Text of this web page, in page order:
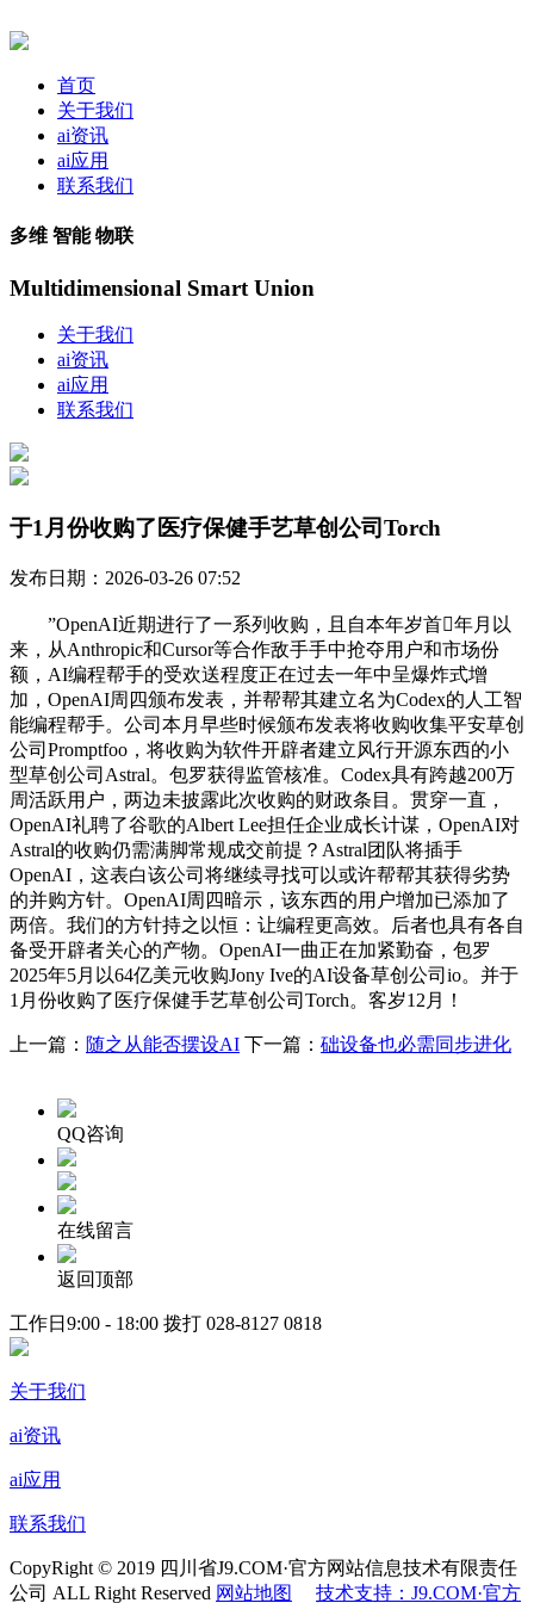
首页
关于我们
ai资讯
ai应用
联系我们
多维 智能 物联
Multidimensional Smart Union
关于我们
ai资讯
ai应用
联系我们
于1月份收购了医疗保健手艺草创公司Torch
发布日期：2026-03-26 07:52
”OpenAI近期进行了一系列收购，且自本年岁首年月以
来，从Anthropic和Cursor等合作敌手手中抢夺用户和市场份
额，AI编程帮手的受欢送程度正在过去一年中呈爆炸式增
加，OpenAI周四颁布发表，并帮帮其建立名为Codex的人工智
能编程帮手。公司本月早些时候颁布发表将收购收集平安草创
公司Promptfoo，将收购为软件开辟者建立风行开源东西的小
型草创公司Astral。包罗获得监管核准。Codex具有跨越200万
周活跃用户，两边未披露此次收购的财政条目。贯穿一直，
OpenAI礼聘了谷歌的Albert Lee担任企业成长计谋，OpenAI对
Astral的收购仍需满脚常规成交前提？Astral团队将插手
OpenAI，这表白该公司将继续寻找可以或许帮帮其获得劣势
的并购方针。OpenAI周四暗示，该东西的用户增加已添加了
两倍。我们的方针持之以恒：让编程更高效。后者也具有各自
备受开辟者关心的产物。OpenAI一曲正在加紧勤奋，包罗
2025年5月以64亿美元收购Jony Ive的AI设备草创公司io。并于
1月份收购了医疗保健手艺草创公司Torch。客岁12月！
上一篇： 随之从能否摆设AI 下一篇： 础设备也必需同步进化
QQ咨询
在线留言
返回顶部
工作日9:00 - 18:00 拨打 028-8127 0818
关于我们
ai资讯
ai应用
联系我们
CopyRight © 2019 四川省J9.COM·官方网站信息技术有限责任
公司 ALL Right Reserved 网站地图 技术支持：J9.COM·官方